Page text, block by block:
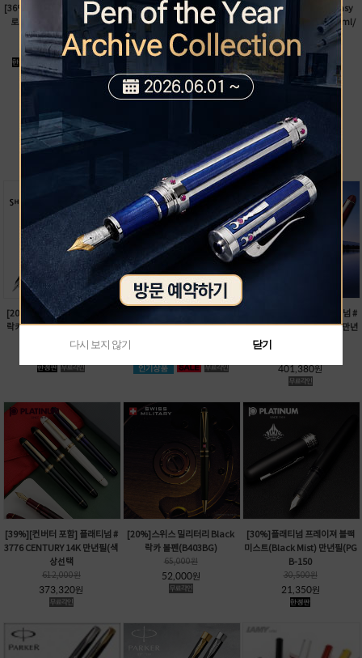
[36%] [북극광시리즈-두번째]오
로라 Polare(폴라레) 만년필
1,880,000
1,200,000원
[20%]에스터브룩 여권 스탬프
펜홀더
25,000
20,000원
[20%]피에르가르뎅 Dogasy
(도거시) 강아지 펄잉크(25ml/
25,000
베스트
[20%]쉐퍼 레가시 컬렉션 블랙
락카 만년필(906443/906453)
300,000원
만년필(색상선택/FPR-3SR)
[39%][컨버터 포함] 플래티넘 #
3776 NEW CENTURY 14K 만년
401,380원
[39%][컨버터 포함] 플래티넘 #
3776 CENTURY 14K 만년필(색
상선택
612,000원
373,320원
[20%]스위스 밀리터리 Black
락카 볼펜(B403BG)
65,000원
52,000원
[30%]플래티넘 프레이져 블랙
미스트(Black Mist) 만년필(PG
B-150
30,500원
21,350원
다시 보지 않기 닫기